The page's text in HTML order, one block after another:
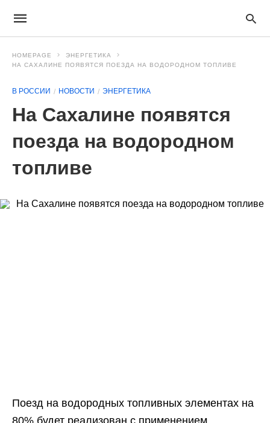
HOMEPAGE
ЭНЕРГЕТИКА
НА САХАЛИНЕ ПОЯВЯТСЯ ПОЕЗДА НА ВОДОРОДНОМ ТОПЛИВЕ
В РОССИИ НОВОСТИ ЭНЕРГЕТИКА
На Сахалине появятся
поезда на водородном
топливе
Поезд на водородных топливных элементах на
80% будет реализован с применением